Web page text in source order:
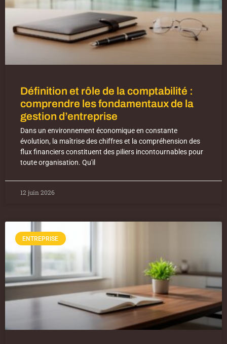
Définition et rôle de la comptabilité :
comprendre les fondamentaux de la
gestion d’entreprise
Dans un environnement économique en constante
évolution, la maîtrise des chiffres et la compréhension des
flux financiers constituent des piliers incontournables pour
toute organisation. Qu'il
12 juin 2026
ENTREPRISE